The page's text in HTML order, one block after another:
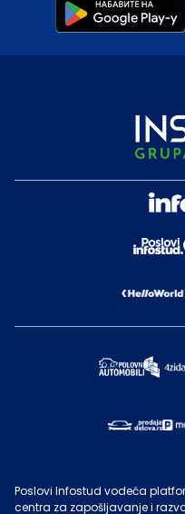
Poslovi Infostud vodeća
centra za zapošljavanje i